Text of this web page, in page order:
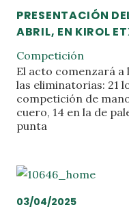
PRESENTACIÓN
ABRIL, EN KIROL
Competición
El acto comenzará a
las eliminatorias: 21
competición de
cuero, 14 en la de
punta
03/04/2025